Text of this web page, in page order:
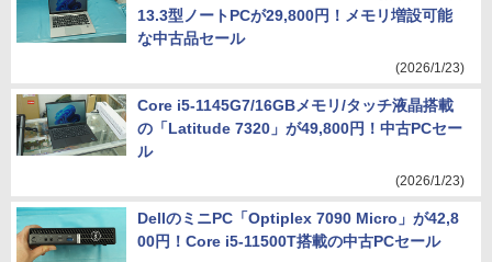
13.3型ノートPCが29,800円！メモリ増設可能
な中古品セール
(2026/1/23)
Core i5-1145G7/16GBメモリ/タッチ液晶搭載
の「Latitude 7320」が49,800円！中古PCセー
ル
(2026/1/23)
DellのミニPC「Optiplex 7090 Micro」が42,8
00円！Core i5-11500T搭載の中古PCセール